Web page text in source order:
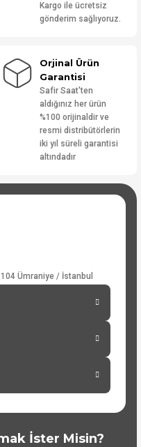
Kargo ile ücretsiz
gönderim sağlıyoruz.
Orjinal Ürün
Garantisi
Safir Saat'ten
aldığınız her ürün
%100 orijinaldir ve
resmi distribütörlerin
iki yıl süreli garantisi
altındadır
Ümraniye / İstanbul
İster Misin?